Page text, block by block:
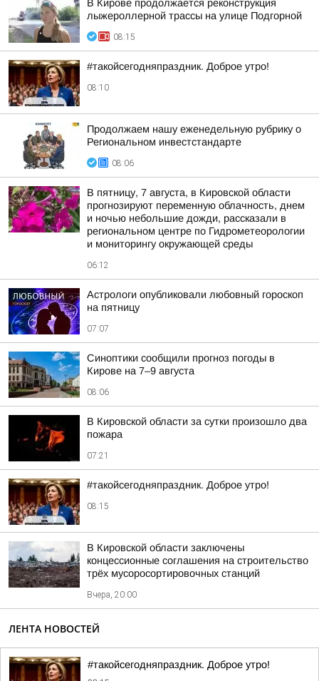
В Кирове продолжается реконструкция
лыжероллерной трассы на улице Подгорной
08:15
#такойсегодняпраздник. Доброе утро!
08:10
Продолжаем нашу еженедельную рубрику о
Региональном инвестстандарте
08:06
В пятницу, 7 августа, в Кировской области
прогнозируют переменную облачность, днем
и ночью небольшие дожди, рассказали в
региональном центре по Гидрометеорологии
и мониторингу окружающей среды
06:12
Астрологи опубликовали любовный гороскоп
на пятницу
07:07
Синоптики сообщили прогноз погоды в
Кирове на 7–9 августа
08:06
В Кировской области за сутки произошло два
пожара
07:21
#такойсегодняпраздник. Доброе утро!
08:15
В Кировской области заключены
концессионные соглашения на строительство
трёх мусоросортировочных станций
Вчера, 20:00
ЛЕНТА НОВОСТЕЙ
#такойсегодняпраздник. Доброе утро!